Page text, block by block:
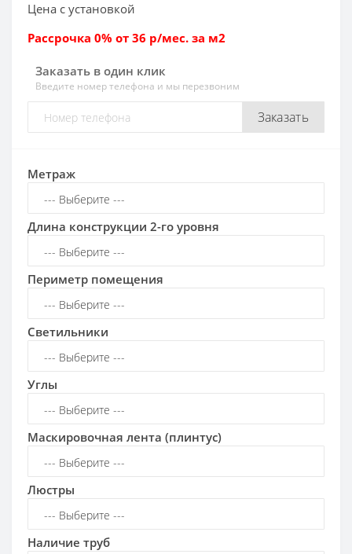
Цена с установкой
Рассрочка 0% от 36 р/мес. за м2
Заказать в один клик
Введите номер телефона и мы перезвоним
Заказать
Метраж
Длина конструкции 2-го уровня
Периметр помещения
Светильники
Углы
Маскировочная лента (плинтус)
Люстры
Наличие труб